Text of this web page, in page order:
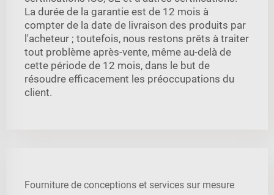
La durée de la garantie est de 12 mois à
compter de la date de livraison des produits par
l'acheteur ; toutefois, nous restons prêts à traiter
tout problème après-vente, même au-delà de
cette période de 12 mois, dans le but de
résoudre efficacement les préoccupations du
client.
Fourniture de conceptions et services sur mesure